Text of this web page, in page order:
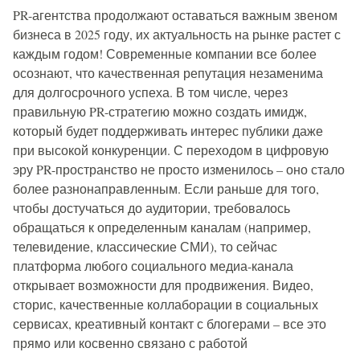
PR-агентства продолжают оставаться важным звеном
бизнеса в 2025 году, их актуальность на рынке растет с
каждым годом! Современные компании все более
осознают, что качественная репутация незаменима
для долгосрочного успеха. В том числе, через
правильную PR-стратегию можно создать имидж,
который будет поддерживать интерес публики даже
при высокой конкуренции. С переходом в цифровую
эру PR-пространство не просто изменилось – оно стало
более разнонаправленным. Если раньше для того,
чтобы достучаться до аудитории, требовалось
обращаться к определенным каналам (например,
телевидение, классические СМИ), то сейчас
платформа любого социального медиа-канала
открывает возможности для продвижения. Видео,
сторис, качественные коллаборации в социальных
сервисах, креативный контакт с блогерами – все это
прямо или косвенно связано с работой